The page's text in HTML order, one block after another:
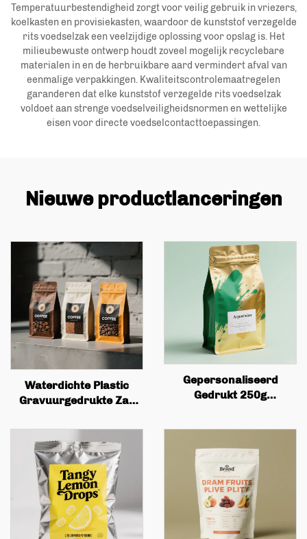
Temperatuurbestendigheid zorgt voor veilig gebruik in vriezers,
koelkasten en provisiekasten, waardoor de kunststof verzegelde
rits voedselzak een veelzijdige oplossing voor opslag is. Het
milieubewuste ontwerp houdt zoveel mogelijk recyclebare
materialen in en de herbruikbare aard vermindert afval van
eenmalige verpakkingen. Kwaliteitscontrolemaatregelen
garanderen dat elke kunststof verzegelde rits voedselzak
voldoet aan strenge voedselveiligheidsnormen en wettelijke
eisen voor directe voedselcontacttoepassingen.
Nieuwe productlanceringen
Waterdichte Plastic
Gravuurgedrukte Zak
Koffie, Noten, Snacks,
Vlees, Snoeppoeder,
Voedselverpakking
Gepersonaliseerd
Gedrukt 250g
Doosje Onderkant
Koffietasje met Ventiel
en Rits